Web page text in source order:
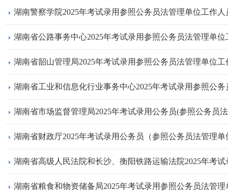
湖南警察学院2025年考试录用参照公务员法管理单位工作
湖南省公路事务中心2025年考试录用参照公务员法管理单
湖南省韶山管理局2025年考试录用参照公务员法管理单位
湖南省财政厅2025年考试录用公务员（参照公务员法管理
湖南省高级人民法院和长沙、衡阳铁路运输法院2025年考
湖南省粮食和物资储备局2025年考试录用参照公务员法管